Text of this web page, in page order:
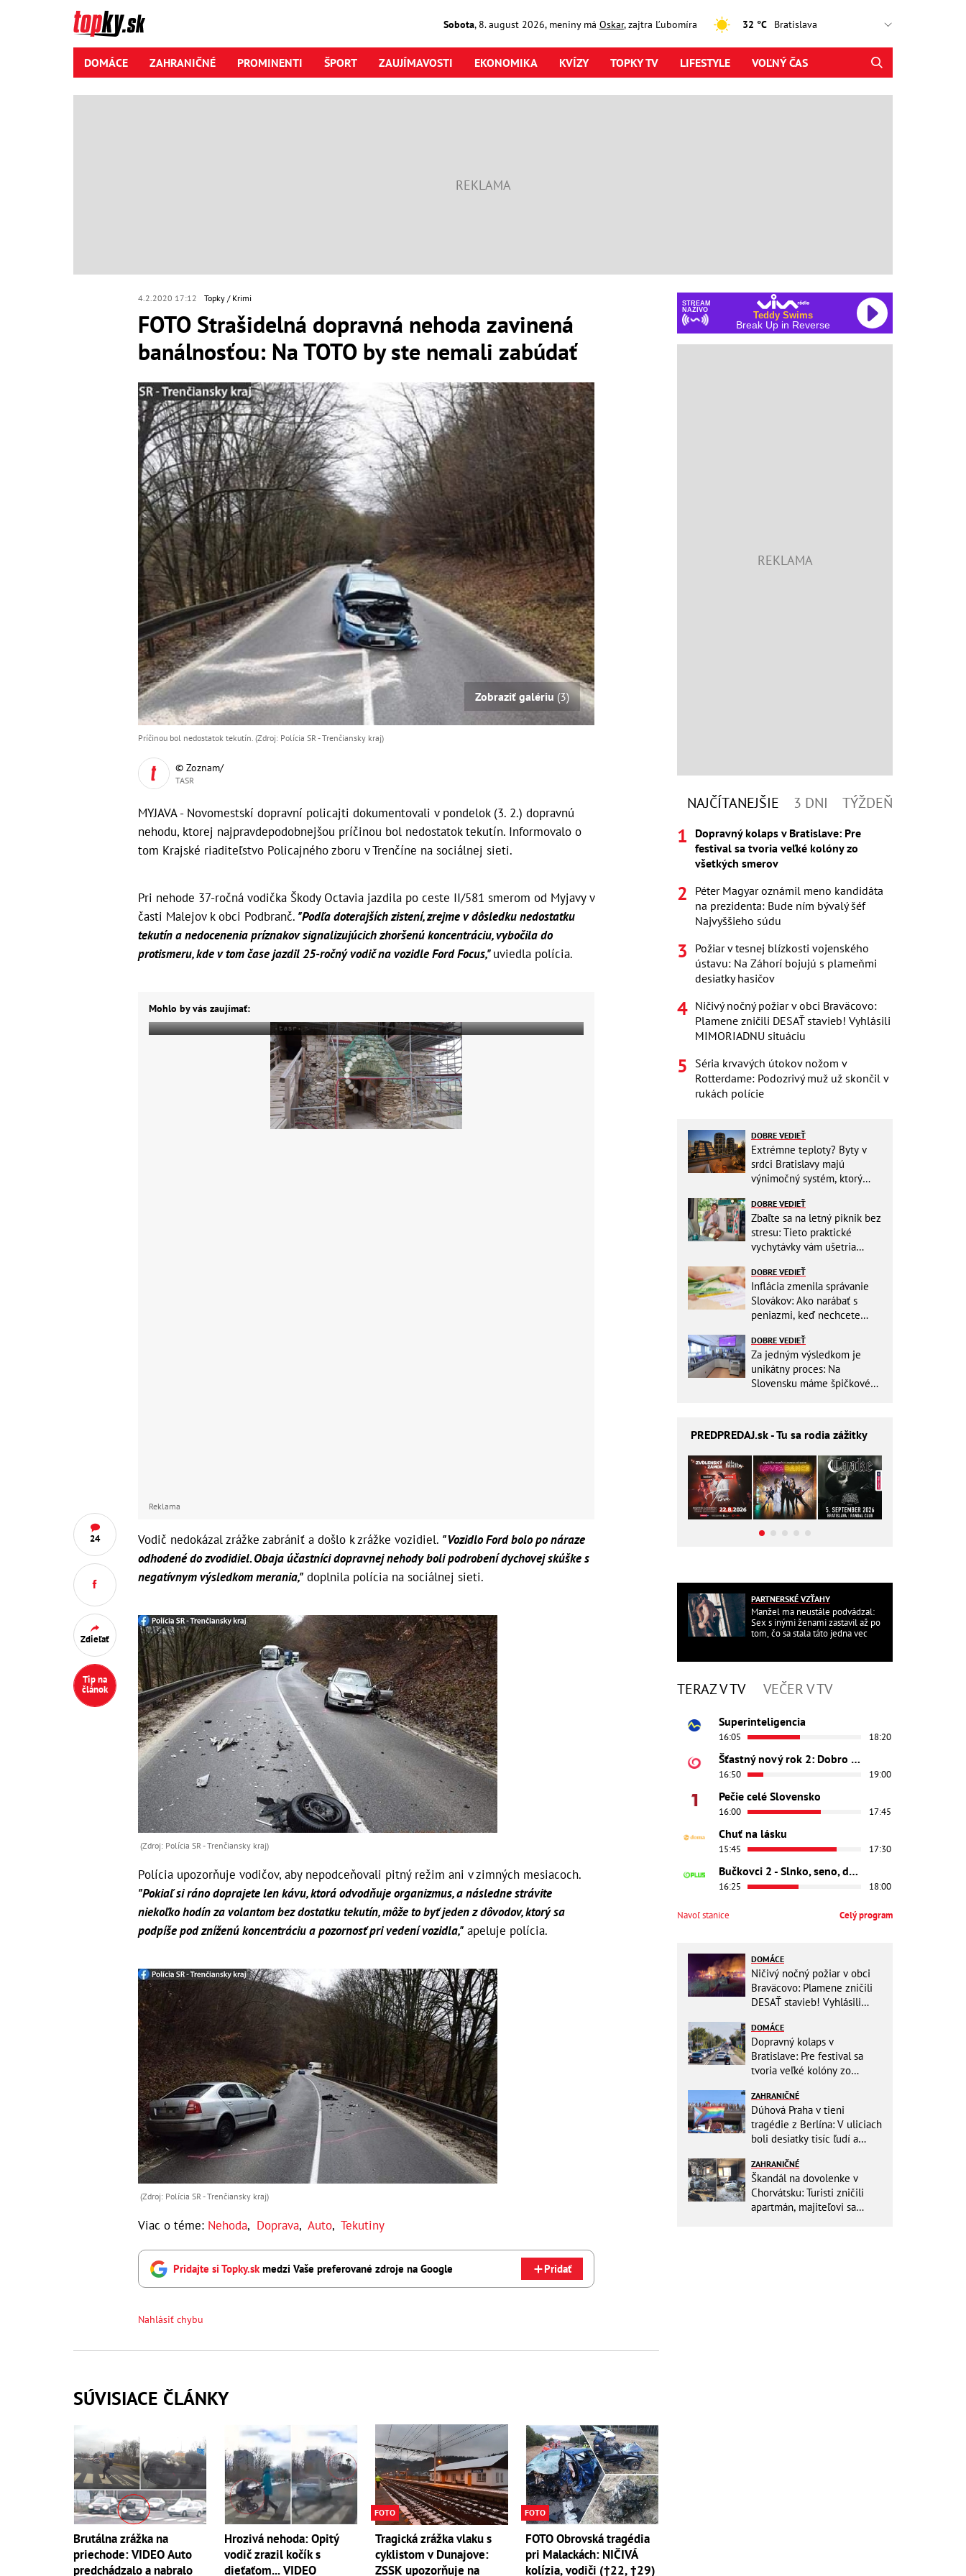
Sobota, 8. august2026, meniny má Oskar, zajtra Ľubomíra 32 °C
DOMÁCE ZAHRANIČNÉ PROMINENTI ŠPORT ZAUJÍMAVOSTI EKONOMIKA KVÍZY TOPKY TV LIFESTYLE VOĽNÝ ČAS
4.2.2020 17:12 Topky Krimi
FOTO Strašidelná dopravná nehoda zavinená
banálnosťou: Na TOTO by ste nemali zabúdať
24
Zdieľať
Tip na
článok
Zobraziť galériu (3)
Príčinou bol nedostatok tekutín. (Zdroj: Polícia SR - Trenčiansky kraj)
© Zoznam/
TASR
MYJAVA - Novomestskí dopravní policajti dokumentovali v pondelok (3. 2.) dopravnú
nehodu, ktorej najpravdepodobnejšou príčinou bol nedostatok tekutín. Informovalo o
tom Krajské riaditeľstvo Policajného zboru v Trenčíne na sociálnej sieti.
Pri nehode 37-ročná vodička Škody Octavia jazdila po ceste II/581 smerom od Myjavy v
časti Malejov k obci Podbranč. "Podľa doterajších zistení, zrejme v dôsledku nedostatku
tekutín a nedocenenia príznakov signalizujúcich zhoršenú koncentráciu, vybočila do
protismeru, kde v tom čase jazdil 25-ročný vodič na vozidle Ford Focus,"uviedla polícia.
Mohlo by vás zaujímať:
Reklama
Vodič nedokázal zrážke zabrániť a došlo k zrážke vozidiel. "Vozidlo Ford bolo po náraze
odhodené do zvodidiel. Obaja účastníci dopravnej nehody boli podrobení dychovej skúške s
negatívnym výsledkom merania," doplnila polícia na sociálnej sieti.
(Zdroj: Polícia SR - Trenčiansky kraj)
Polícia upozorňuje vodičov, aby nepodceňovali pitný režim ani v zimných mesiacoch.
"Pokiaľ si ráno doprajete len kávu, ktorá odvodňuje organizmus, a následne strávite
niekoľko hodín za volantom bez dostatku tekutín, môže to byť jeden z dôvodov, ktorý sa
podpíše pod zníženú koncentráciu a pozornosť pri vedení vozidla," apeluje polícia.
(Zdroj: Polícia SR - Trenčiansky kraj)
Viac o téme: Nehoda, Doprava, Auto, Tekutiny
Pridajte si Topky.skmedzi Vaše preferované zdroje na Google Pridať
Nahlásiť chybu
SÚVISIACE ČLÁNKY
Brutálna zrážka na
priechode: VIDEO Auto
predchádzalo a nabralo
Hrozivá nehoda: Opitý
vodič zrazil kočík s
dieťaťom... VIDEO
FOTO
Tragická zrážka vlaku s
cyklistom v Dunajove:
ZSSK upozorňuje na
FOTO
FOTO Obrovská tragédia
pri Malackách: NIČIVÁ
kolízia, vodiči (†22, †29)
STREAM
NAŽIVO
Teddy Swims
Break Up in Reverse
NAJČÍTANEJŠIE 3 DNI TÝŽDEŇ
Dopravný kolaps v Bratislave: Pre
festival sa tvoria veľké kolóny zo
všetkých smerov
Péter Magyar oznámil meno kandidáta
na prezidenta: Bude ním bývalý šéf
Najvyššieho súdu
Požiar v tesnej blízkosti vojenského
ústavu: Na Záhorí bojujú s plameňmi
desiatky hasičov
Ničivý nočný požiar v obci Braväcovo:
Plamene zničili DESAŤ stavieb! Vyhlásili
MIMORIADNU situáciu
Séria krvavých útokov nožom v
Rotterdame: Podozrivý muž už skončil v
rukách polície
DOBRE VEDIEŤ
Extrémne teploty? Byty v
srdci Bratislavy majú
výnimočný systém, ktorý
DOBRE VEDIEŤ
Zbaľte sa na letný piknik bez
stresu: Tieto praktické
vychytávky vám ušetria
DOBRE VEDIEŤ
Inflácia zmenila správanie
Slovákov: Ako narábať s
peniazmi, keď nechcete
DOBRE VEDIEŤ
Za jedným výsledkom je
unikátny proces: Na
Slovensku máme špičkové
PREDPREDAJ.sk - Tu sa rodia zážitky
PARTNERSKÉ VZŤAHY
Manžel ma neustále podvádzal:
Sex s inými ženami zastavil až po
tom, čo sa stala táto jedna vec
TERAZ V TV VEČER V TV
Superinteligencia
16:05 18:20
Šťastný nový rok 2: Dobro došli
16:50 19:00
Pečie celé Slovensko
16:00 17:45
Chuť na lásku
15:45 17:30
Bučkovci 2 - Slnko, seno, dedina
16:25 18:00
Navoľ stanice Celý program
DOMÁCE
Ničivý nočný požiar v obci
Braväcovo: Plamene zničili
DESAŤ stavieb! Vyhlásili
DOMÁCE
Dopravný kolaps v
Bratislave: Pre festival sa
tvoria veľké kolóny zo
ZAHRANIČNÉ
Dúhová Praha v tieni
tragédie z Berlína: V uliciach
boli desiatky tisíc ľudí a
ZAHRANIČNÉ
Škandál na dovolenke v
Chorvátsku: Turisti zničili
apartmán, majiteľovi sa